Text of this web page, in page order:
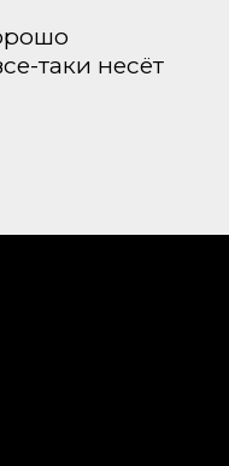
таки несёт